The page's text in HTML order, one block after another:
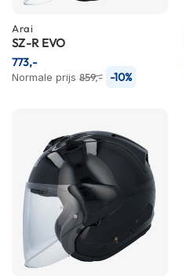
C
r
b
o
n
E
n
u
r
Arai
SZ-R EVO
Normale prijs 859,- -10%
773,-